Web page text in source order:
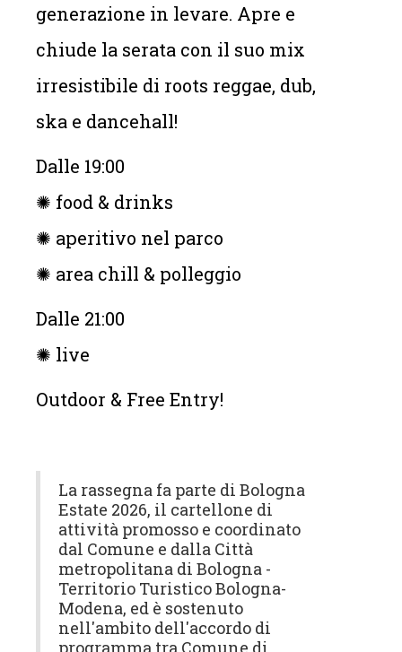
generazione in levare. Apre e
chiude la serata con il suo mix
irresistibile di roots reggae, dub,
ska e dancehall!
Dalle 19:00
✺ food & drinks
✺ aperitivo nel parco
✺ area chill & polleggio
Dalle 21:00
✺ live
Outdoor & Free Entry!
La rassegna fa parte di Bologna
Estate 2026, il cartellone di
attività promosso e coordinato
dal Comune e dalla Città
metropolitana di Bologna -
Territorio Turistico Bologna-
Modena, ed è sostenuto
nell'ambito dell'accordo di
programma tra Comune di